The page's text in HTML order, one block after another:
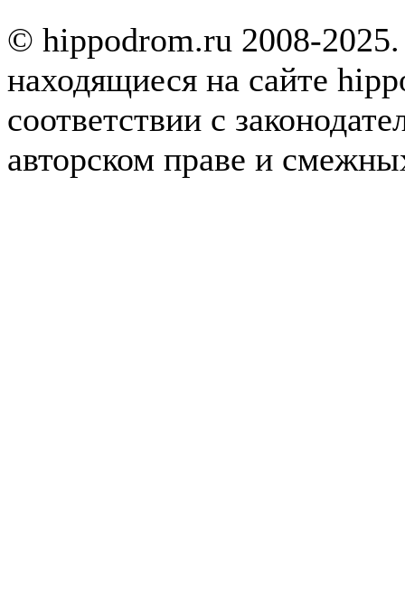
© hippodrom.ru 2008-
находящиеся на сайте
соответствии с
авторском праве и